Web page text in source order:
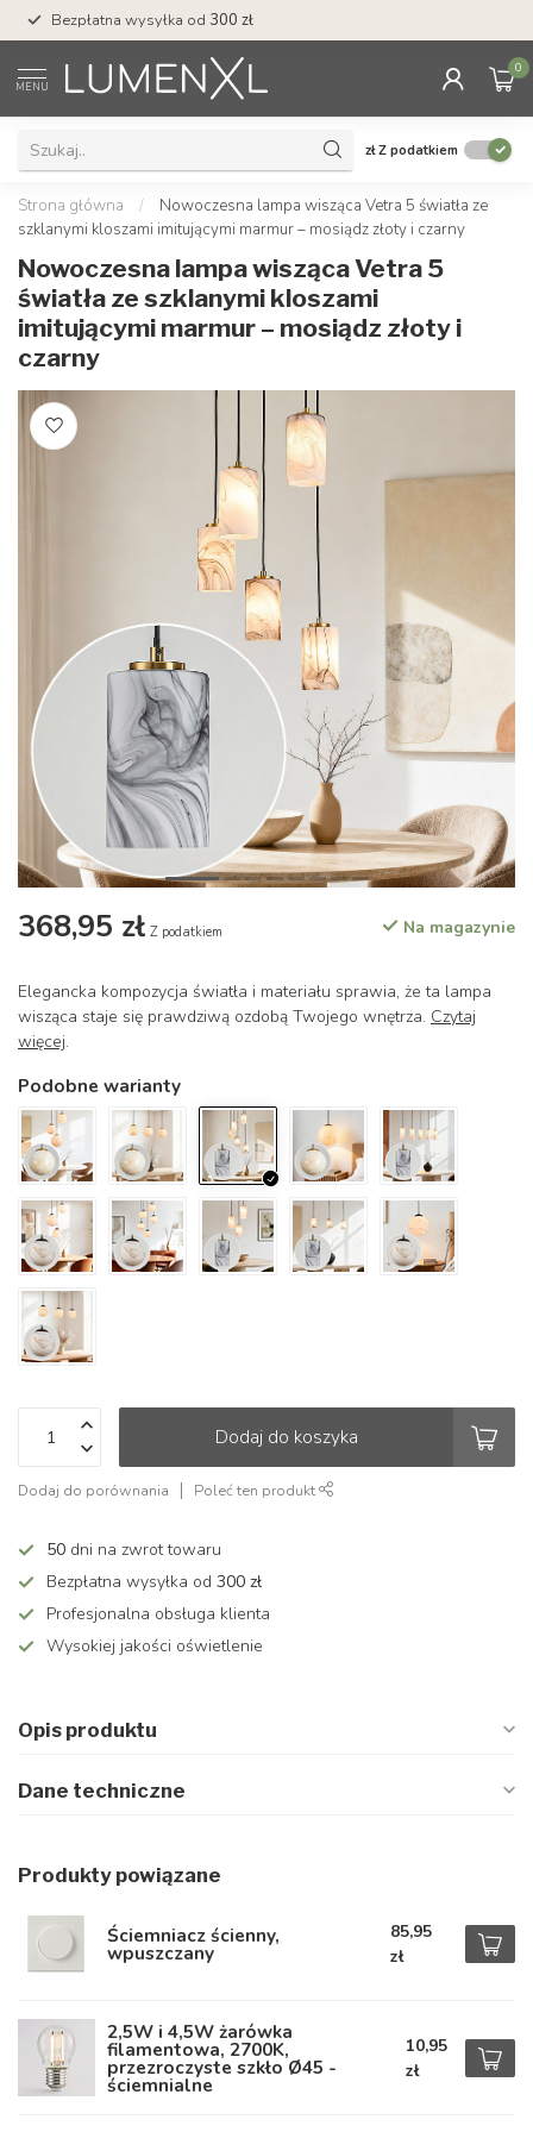
Bezpłatna wysyłka od 300 zł
MENU
0
złZ podatkiem
Strona główna /
Nowoczesna lampa wisząca Vetra 5 światła ze
szklanymi kloszami imitującymi marmur – mosiądz złoty i czarny
Nowoczesna lampa wisząca Vetra 5
światła ze szklanymi kloszami
imitującymi marmur – mosiądz złoty i
czarny
368,95 zł Z podatkiem Na magazynie
Elegancka kompozycja światła i materiału sprawia, że ta lampa
wisząca staje się prawdziwą ozdobą Twojego wnętrza. Czytaj
więcej.
Podobne warianty
Dodaj do koszyka
Dodaj do porównania Poleć ten produkt
50 dni na zwrot towaru
Bezpłatna wysyłka od 300 zł
Profesjonalna obsługa klienta
Wysokiej jakości oświetlenie
Opis produktu
Dane techniczne
Produkty powiązane
Ściemniacz ścienny,
wpuszczany
85,95
zł
2,5W i 4,5W żarówka
filamentowa, 2700K,
przezroczyste szkło Ø45 -
ściemnialne
10,95
zł